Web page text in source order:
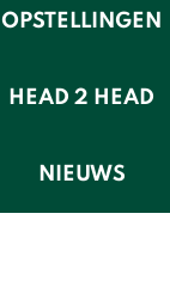
OPSTELLINGEN
HEAD 2 HEAD
NIEUWS